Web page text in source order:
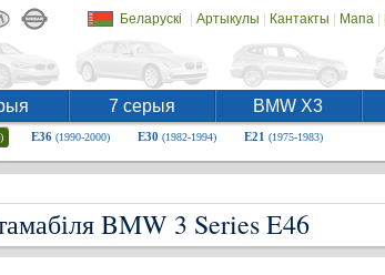
Беларускі | Артыкулы | Кантакты | Мапа|
7 серыя BMW X3
E36 (1990-2000) E30 (1982-1994) E21 (1975-1983)
BMW 3 Series E46